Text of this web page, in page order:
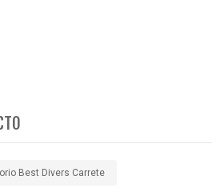
Best Divers Carrete